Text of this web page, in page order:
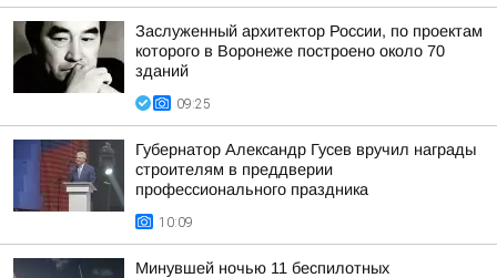
Заслуженный архитектор России, по проектам
которого в Воронеже построено около 70
зданий
09:25
Губернатор Александр Гусев вручил награды
строителям в преддверии
профессионального праздника
10:09
Минувшей ночью 11 беспилотных